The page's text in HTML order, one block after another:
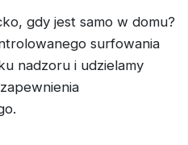
gdy jest samo w domu?
surfowania
nadzoru i udzielamy